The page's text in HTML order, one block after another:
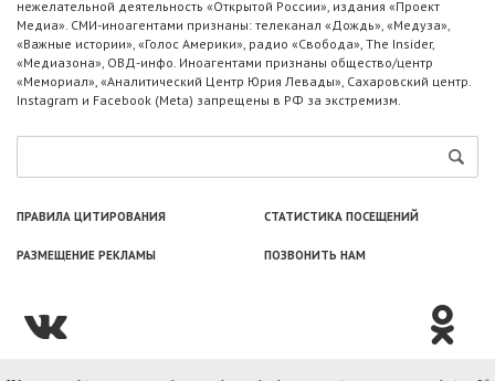
нежелательной деятельность «Открытой России», издания «Проект
Медиа». СМИ-иноагентами признаны: телеканал «Дождь», «Медуза»,
«Важные истории», «Голос Америки», радио «Свобода», The Insider,
«Медиазона», ОВД-инфо. Иноагентами признаны общество/центр
«Мемориал», «Аналитический Центр Юрия Левады», Сахаровский центр.
Instagram и Facebook (Metа) запрещены в РФ за экстремизм.
ПРАВИЛА ЦИТИРОВАНИЯ СТАТИСТИКА ПОСЕЩЕНИЙ
РАЗМЕЩЕНИЕ РЕКЛАМЫ ПОЗВОНИТЬ НАМ